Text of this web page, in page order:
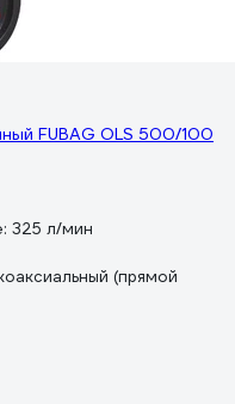
FUBAG OLS 500/100
325 л/мин
(прямой